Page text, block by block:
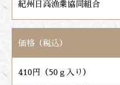
紀州日高漁業協同組合
価格（税込）
410円（50ｇ入り）